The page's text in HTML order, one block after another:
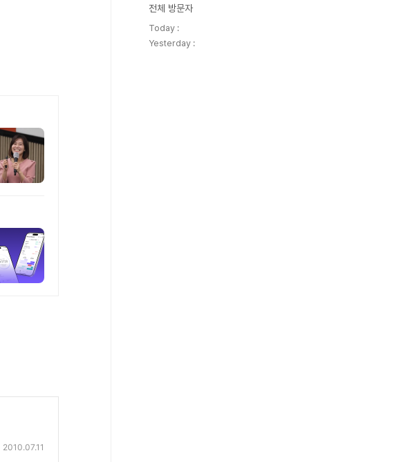
2010.07.11
전체 방문자
Today :
Yesterday :